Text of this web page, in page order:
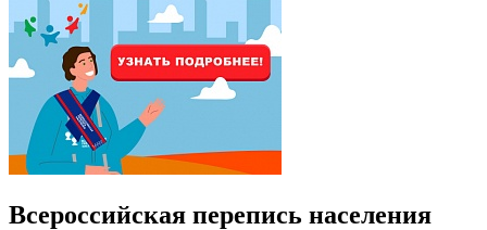
Всероссийская перепись населения